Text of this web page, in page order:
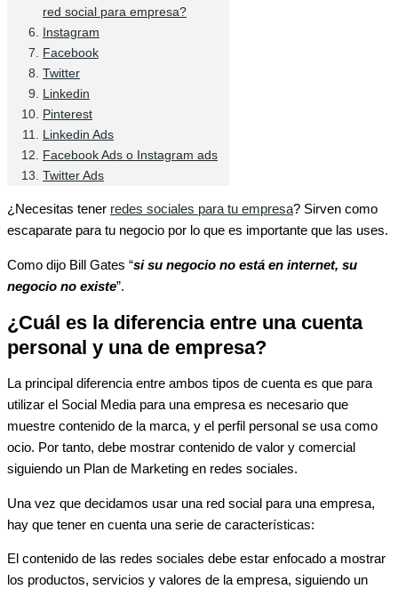
red social para empresa?
Instagram
Facebook
Twitter
Linkedin
Pinterest
Linkedin Ads
Facebook Ads o Instagram ads
Twitter Ads
¿Necesitas tener redes sociales para tu empresa? Sirven como
escaparate para tu negocio por lo que es importante que las uses.
Como dijo Bill Gates “si su negocio no está en internet, su
negocio no existe”.
¿Cuál es la diferencia entre una cuenta
personal y una de empresa?
La principal diferencia entre ambos tipos de cuenta es que para
utilizar el Social Media para una empresa es necesario que
muestre contenido de la marca, y el perfil personal se usa como
ocio. Por tanto, debe mostrar contenido de valor y comercial
siguiendo un Plan de Marketing en redes sociales.
Una vez que decidamos usar una red social para una empresa,
hay que tener en cuenta una serie de características:
El contenido de las redes sociales debe estar enfocado a mostrar
los productos, servicios y valores de la empresa, siguiendo un